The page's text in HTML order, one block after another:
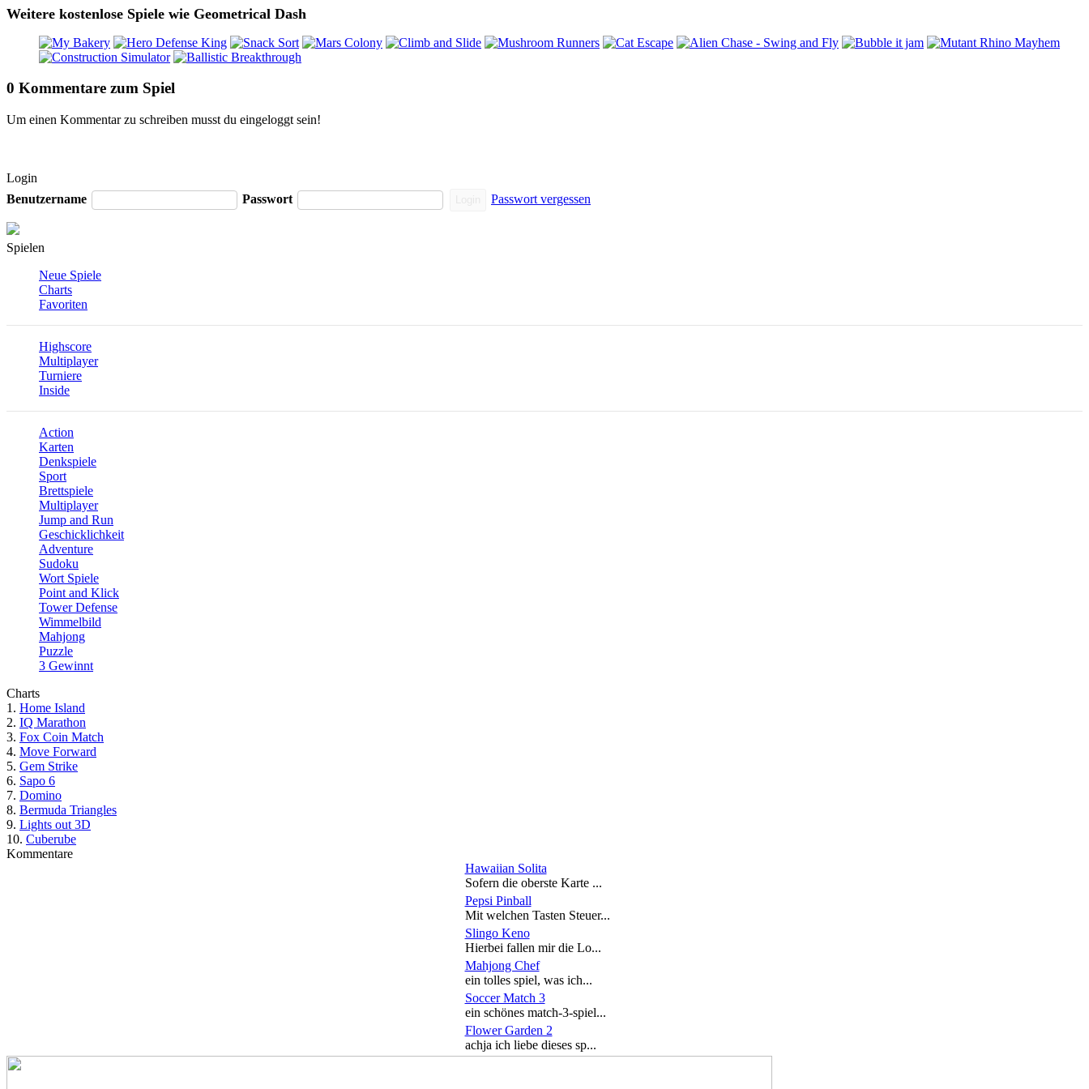
Weitere kostenlose Spiele wie Geometrical Dash
0 Kommentare zum Spiel
Um einen Kommentar zu schreiben musst du eingeloggt sein!
Login
Benutzername
Passwort Passwort vergessen
Spielen
Neue Spiele
Charts
Favoriten
Highscore
Multiplayer
Turniere
Inside
Action
Karten
Denkspiele
Sport
Brettspiele
Multiplayer
Jump and Run
Geschicklichkeit
Adventure
Sudoku
Wort Spiele
Point and Klick
Tower Defense
Wimmelbild
Mahjong
Puzzle
3 Gewinnt
Charts
1. Home Island
2. IQ Marathon
3. Fox Coin Match
4. Move Forward
5. Gem Strike
6. Sapo 6
7. Domino
8. Bermuda Triangles
9. Lights out 3D
10. Cuberube
Kommentare
Hawaiian Solita
Sofern die oberste Karte ...
Pepsi Pinball
Mit welchen Tasten Steuer...
Slingo Keno
Hierbei fallen mir die Lo...
Mahjong Chef
ein tolles spiel, was ich...
Soccer Match 3
ein schönes match-3-spiel...
Flower Garden 2
achja ich liebe dieses sp...